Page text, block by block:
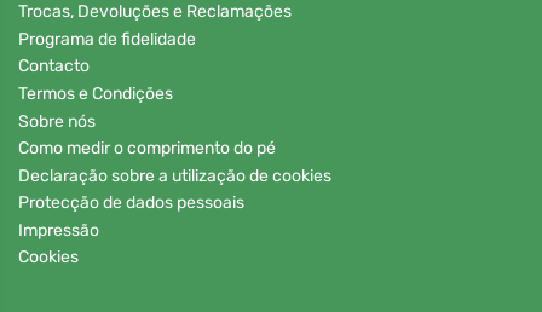
Trocas, Devoluções e Reclamações
Programa de fidelidade
Contacto
Termos e Condições
Sobre nós
Como medir o comprimento do pé
Declaração sobre a utilização de cookies
Protecção de dados pessoais
Impressão
Cookies